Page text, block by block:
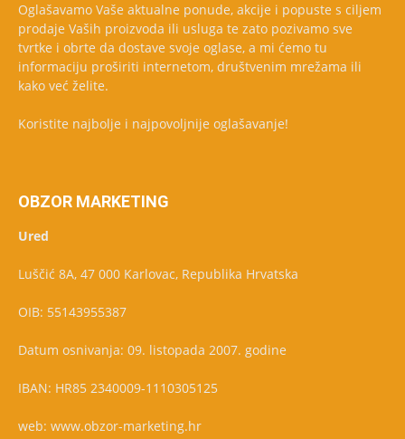
Oglašavamo Vaše aktualne ponude, akcije i popuste s ciljem
prodaje Vaših proizvoda ili usluga te zato pozivamo sve
tvrtke i obrte da dostave svoje oglase, a mi ćemo tu
informaciju proširiti internetom, društvenim mrežama ili
kako već želite.
Koristite najbolje i najpovoljnije oglašavanje!
OBZOR MARKETING
Ured
Luščić 8A, 47 000 Karlovac, Republika Hrvatska
OIB: 55143955387
Datum osnivanja: 09. listopada 2007. godine
IBAN: HR85 2340009-1110305125
web: www.obzor-marketing.hr